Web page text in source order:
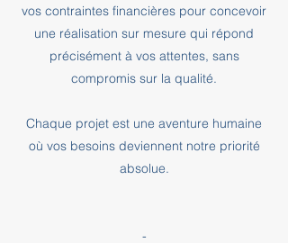
vos contraintes financières pour concevoir
une réalisation sur mesure qui répond
précisément à vos attentes, sans
compromis sur la qualité.
Chaque projet est une aventure humaine
où vos besoins deviennent notre priorité
absolue.
-